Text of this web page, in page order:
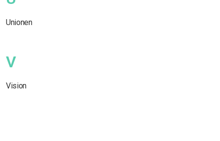
Unionen
V
Vision